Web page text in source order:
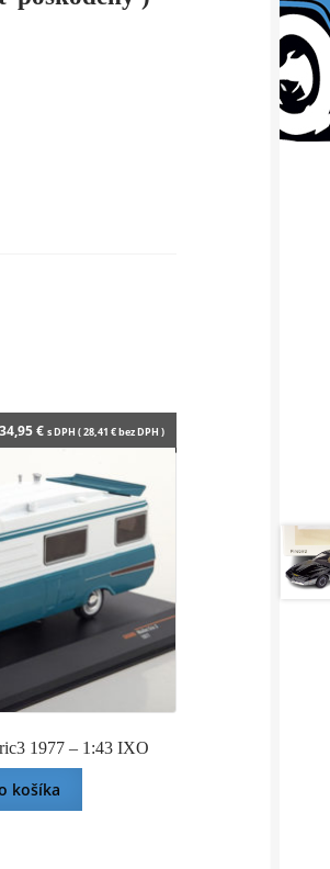
1977 – 1:43 IXO
34,95€ s DPH (28,41 €bez DPH )
košíka